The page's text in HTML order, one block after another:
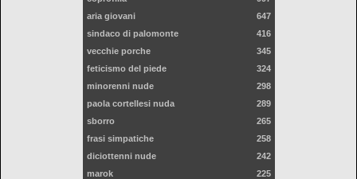
aria giovani
647
sindaco di palomonte
416
vecchie porche
345
feticismo del piede
324
minorenni nude
298
paola cortellesi nuda
289
sborro
265
frasi simpatiche
258
diciottenni nude
242
marok
225